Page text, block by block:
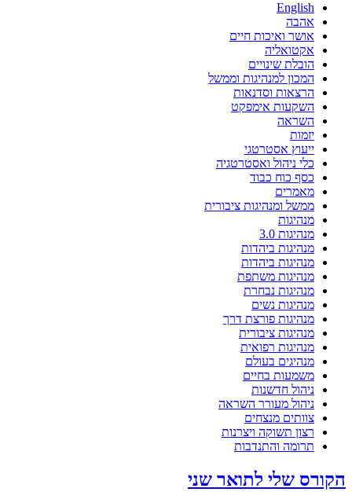
English
אהבה
אושר ואיכות חיים
אקטואליה
הובלת שינויים
המכון למנהיגות וממשל
הרצאות וסדנאות
השקעות אימפקט
השראה
יזמות
ייעוץ אסטרטגי
כלי ניהול ואסטרטגיה
כסף כוח כבוד
מאמרים
ממשל ומנהיגות ציבורית
מנהיגות
מנהיגות 3.0
מנהיגות ביהדות
מנהיגות ביהדות
מנהיגות משתפת
מנהיגות נבחרת
מנהיגות נשים
מנהיגות פורצת דרך
מנהיגות ציבורית
מנהיגות רפואית
מנהיגים בעולם
משמעות בחיים
ניהול חדשנות
ניהול מעורר השראה
צוותים מנצחים
רצון תשוקה ויצרנות
תרומה והתנדבות
הקורס שלי לתואר שני